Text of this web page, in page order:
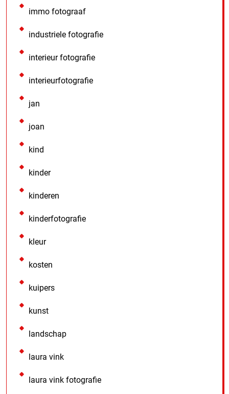
immo fotograaf
industriele fotografie
interieur fotografie
interieurfotografie
jan
joan
kind
kinder
kinderen
kinderfotografie
kleur
kosten
kuipers
kunst
landschap
laura vink
laura vink fotografie